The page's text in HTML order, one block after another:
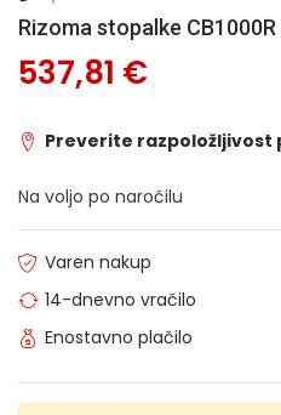
Rizoma stopalke CB1000R
537,81 €
Preverite razpoložljivost
Na voljo po naročilu
Varen nakup
14-dnevno vračilo
Enostavno plačilo